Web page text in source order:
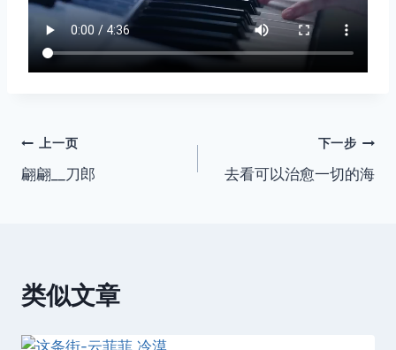
文
章
上一页
翩翩__刀郎
下一步
去看可以治愈一切的海
类似文章